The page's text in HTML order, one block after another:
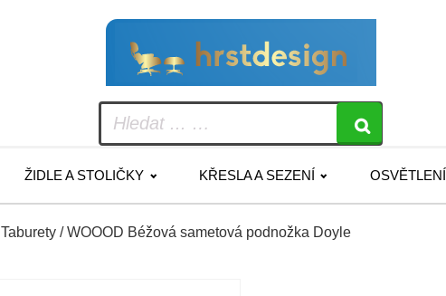
ŽIDLE A STOLIČKY KŘESLA A SEZENÍ OSVĚTLENÍ
Taburety / WOOOD Béžová sametová podnožka Doyle